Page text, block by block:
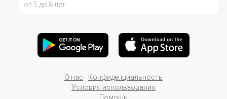
от 5 до 8 лет
О нас
Конфиденциальность
Условия использования